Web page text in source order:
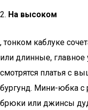
2. На высоком
, тонком каблуке
или длинные, главное
смотрятся платья с
бургунд. Мини-юбка с
брюки или джинсы